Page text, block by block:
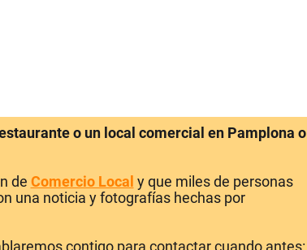
o un local comercial en Pamplona o
de Comercio Local y que miles de personas
una noticia y fotografías hechas por
contigo para contactar cuando antes: